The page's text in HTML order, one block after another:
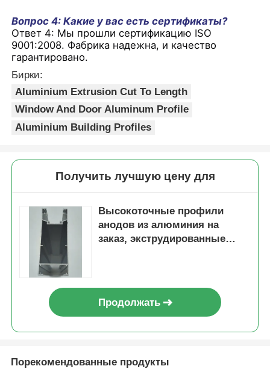
Вопрос 4: Какие у вас есть сертификаты?
Ответ 4: Мы прошли сертификацию ISO
9001:2008. Фабрика надежна, и качество
гарантировано.
Бирки:
Aluminium Extrusion Cut To Length
Window And Door Aluminum Profile
Aluminium Building Profiles
Получить лучшую цену для
Высокоточные профили
анодов из алюминия на
заказ, экструдированные
Продолжать
Порекомендованные продукты